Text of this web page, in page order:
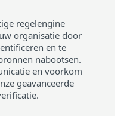
regelengine
organisatie door
en te
nabootsen.
en voorkom
geavanceerde